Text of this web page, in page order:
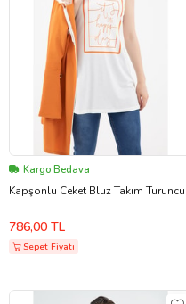
Kargo Bedava
Kapşonlu Ceket Bluz Takım Turuncu
786,00 TL
Sepet Fiyatı